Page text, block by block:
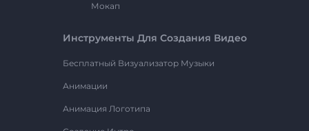
Мокап
Инструменты Для Создания Видео
Бесплатный Визуализатор Музыки
Анимации
Анимация Логотипа